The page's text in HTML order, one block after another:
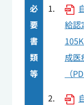
必
要
書
類
等
給認
成医
（